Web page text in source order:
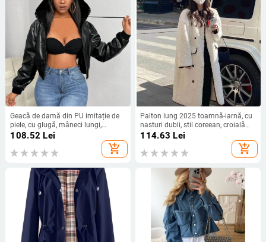
Geacă de damă din PU imitație de
piele, cu glugă, mâneci lungi,
lungime medie, stil street-hipster
108.52 Lei
add_shopping_cart
Palton lung 2025 toamnă-iarnă, cu
nasturi dubli, stil coreean, croială
lejeră, dreaptă, pentru femei, cu lână
114.63 Lei
add_shopping_cart